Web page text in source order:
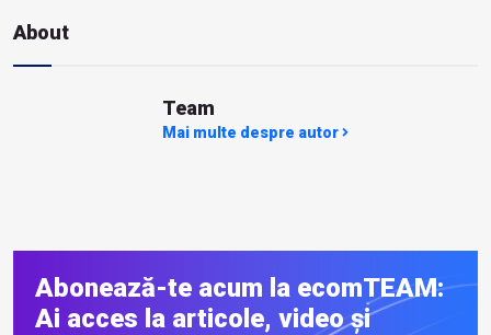
About
Team
Mai multe despre autor
Abonează-te acum la ecomTEAM:
Ai acces la articole, video și